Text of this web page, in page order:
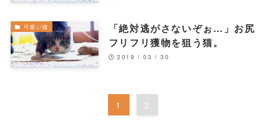
可愛い猫
「絶対逃がさないぞぉ…」お尻
フリフリ獲物を狙う猫。
2019 / 03 / 30
1 2